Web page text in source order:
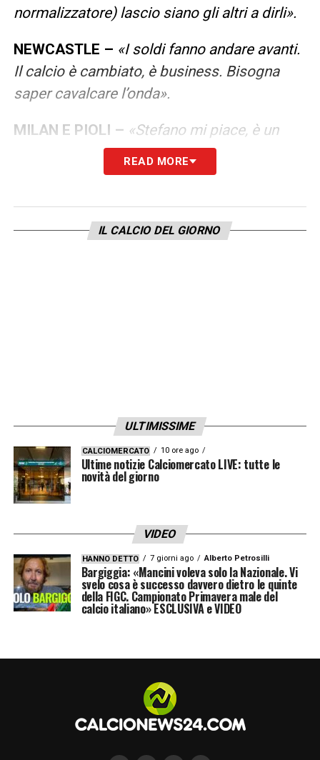
normalizzatore) lascio siano gli altri a dirli».
NEWCASTLE – «I soldi fanno andare avanti.
Il calcio è cambiato, è business. Bisogna
saper cavalcare l’onda».
MILAN E PIOLI – «Stefano mi piace, è un
ottimo allenatore e sono contento per lui e
per la carriera che sta facendo. L’ho avuto da
ITALIA CONTRO SPAGNA E BELGIO –
Il calcio è tutto e ha trasmesso la mentalità
vincente, oltre alle cose che abbiamo visto in
campo».
NAPOLI –
che posa continuare Ci sono ottimi
giocatori, Spalletti è un grande allenatore e
l’ambiente è strepitoso».
ROMA –
«Lo vedo bene, motiva e allena alla
«Non è facile quando si cambia
subito allenatore, ci vuole il lavoro. Mi
auguro che possa ritornare più in alto. Io
READ MORE
IL CALCIO DEL GIORNO
ULTIMISSIME
CALCIOMERCATO 10 ore ago
Ultime notizie Calciomercato LIVE: tutte le
novità del giorno
VIDEO
HANNO DETTO 7 giorni ago Alberto Petrosilli
Bargiggia: «Mancini voleva solo la Nazionale. Vi
svelo cosa è successo davvero dietro le quinte
della FIGC. Campionato Primavera male del
calcio italiano» ESCLUSIVA e VIDEO